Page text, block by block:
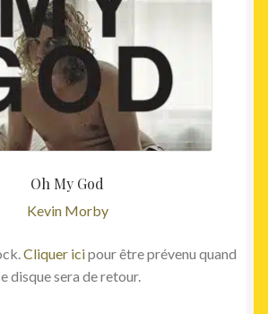
Oh My God
Kevin Morby
Cliquer icipour être prévenu quand
disque sera de retour.